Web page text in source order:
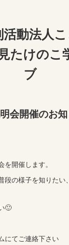
動法人
けのこ
ブ
会開催のお
開催します。
段の様子を知りたい
🙂
にてご連絡下さい